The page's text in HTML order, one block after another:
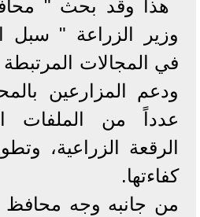
هذا وقد بحث "
وزير الزراعة " سبل
في المجالات المرتبطة
ودعم المزارعين
عدداً من الملفات
الرقعة الزراعية،
كفاءتها.
من جانبه وجه محافظ